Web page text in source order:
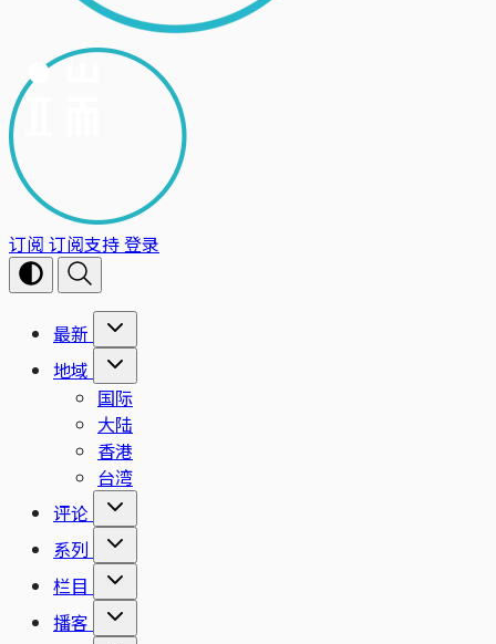
订阅 订阅支持登录
最新
地域
国际
大陆
香港
台湾
评论
系列
栏目
播客